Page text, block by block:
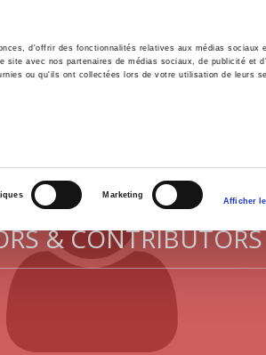
d'offrir des fonctionnalités relatives aux médias sociaux
site avec nos partenaires de médias sociaux, de publicité et
ou qu'ils ont collectées lors de votre utilisation de leurs
Marketing
Afficher
History International
& CONTRIBUTORS